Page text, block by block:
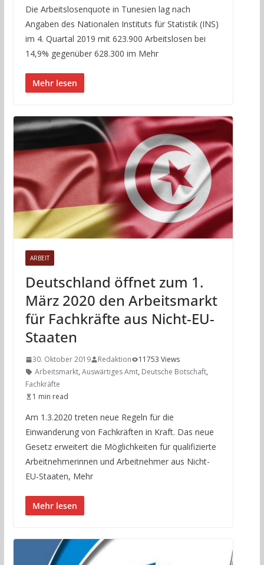
Die Arbeitslosenquote in Tunesien lag nach
Angaben des Nationalen Instituts für Statistik (INS)
im 4. Quartal 2019 mit 623.900 Arbeitslosen bei
14,9% gegenüber 628.300 im Mehr
Mehr lesen
ARBEIT
Deutschland öffnet zum 1.
März 2020 den Arbeitsmarkt
für Fachkräfte aus Nicht-EU-
Staaten
30. Oktober 2019 Redaktion
11753 Views
Arbeitsmarkt, Auswärtiges Amt, Deutsche Botschaft,
Fachkräfte
1 min read
Am 1.3.2020 treten neue Regeln für die
Einwanderung von Fachkräften in Kraft. Das neue
Gesetz erweitert die Möglichkeiten für qualifizierte
Arbeitnehmerinnen und Arbeitnehmer aus Nicht-
EU-Staaten, Mehr
Mehr lesen